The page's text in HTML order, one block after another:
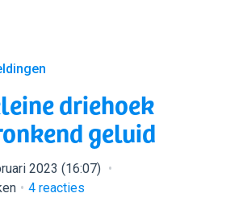
driehoek
geluid
2023 (16:07)
4 reacties